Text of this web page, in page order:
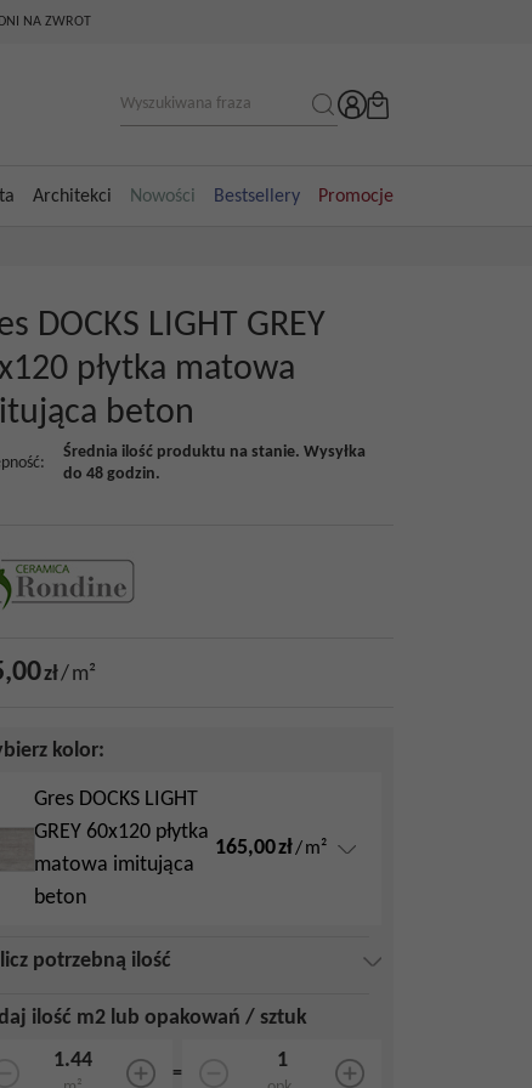
NA ZWROT
Architekci Nowości Bestsellery Promocje
DOCKS LIGHT GREY
płytka matowa
beton
:
Średnia ilość produktu na stanie. Wysyłka
do 48 godzin.
zł/m²
kolor:
Gres DOCKS LIGHT
GREY 60x120 płytka
matowa imitująca
beton
165,00zł/m²
potrzebną ilość
ilość m2 lub opakowań / sztuk
=